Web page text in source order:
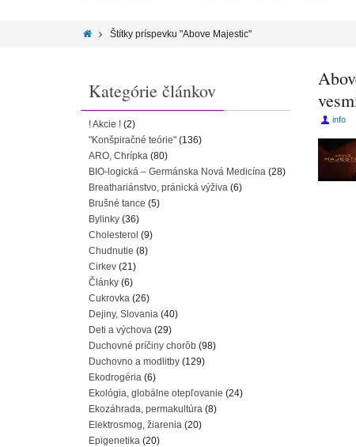
Štítky príspevku "Above Majestic"
info
Kategórie článkov
! Akcie ! (2)
"Konšpiračné teórie" (136)
ARO, Chrípka (80)
BIO-logická – Germánska Nová Medicína (28)
Breathariánstvo, pránická výživa (6)
Brušné tance (5)
Bylinky (36)
Cholesterol (9)
Chudnutie (8)
Cirkev (21)
Články (6)
Cukrovka (26)
Dejiny, Slovania (40)
Deti a výchova (29)
Duchovné príčiny chorôb (98)
Duchovno a modlitby (129)
Ekodrogéria (6)
Ekológia, globálne otepľovanie (24)
Ekozáhrada, permakultúra (8)
Elektrosmog, žiarenia (20)
Epigenetika (20)